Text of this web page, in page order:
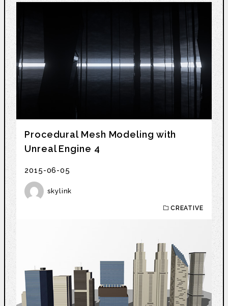
Procedural Mesh Modeling with
Unreal Engine 4
2015-06-05
skylink
CREATIVE